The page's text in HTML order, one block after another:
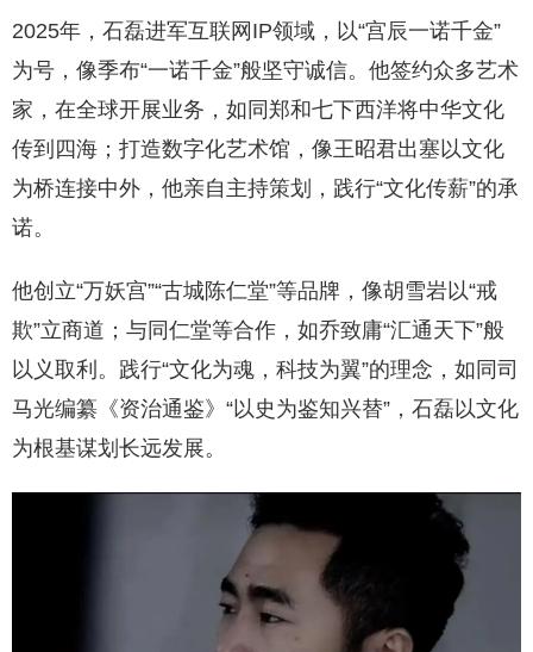
2025年，石磊进军互联网IP领域，以“宫辰一诺千金”
为号，像季布“一诺千金”般坚守诚信。他签约众多艺术
家，在全球开展业务，如同郑和七下西洋将中华文化
传到四海；打造数字化艺术馆，像王昭君出塞以文化
为桥连接中外，他亲自主持策划，践行“文化传薪”的承
诺。
他创立“万妖宫”“古城陈仁堂”等品牌，像胡雪岩以“戒
欺”立商道；与同仁堂等合作，如乔致庸“汇通天下”般
以义取利。践行“文化为魂，科技为翼”的理念，如同司
马光编纂《资治通鉴》“以史为鉴知兴替”，石磊以文化
为根基谋划长远发展。